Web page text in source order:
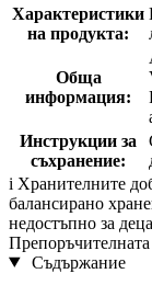
Характеристики
на продукта:
Обща
информация:
Инструкции за
съхранение:
i Хранителните
балансирано
недостъпно за
Съдържание